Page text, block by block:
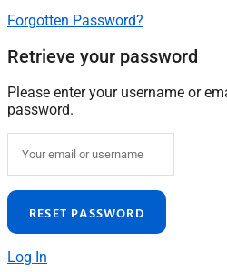
Forgotten Password?
Retrieve your password
Please enter your username or
password.
Log In